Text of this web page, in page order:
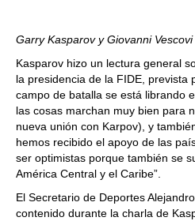
Garry Kasparov y Giovanni Vescovi
Kasparov hizo un lectura general
la presidencia de la FIDE, prevista
campo de batalla se está librando
las cosas marchan muy bien para
nueva unión con Karpov), y
hemos recibido el apoyo de las
ser optimistas porque también se
América Central y el Caribe”.
El Secretario de Deportes
contenido durante la charla de